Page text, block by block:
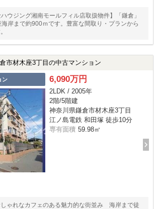
ウジング湘南モールフィル店取扱物件】「鎌倉」
岸まで約900ｍです。豊富な間取り・プランから
市材木座3丁目の中古マンション
ン 6,090万円
2LDK / 2005年
2階/5階建
神奈川県鎌倉市材木座3丁目
江ノ島電鉄 和田塚 徒歩10分
専有面積 59.98㎡
ゃれなカフェのある魅力的な街並み 海岸まで徒